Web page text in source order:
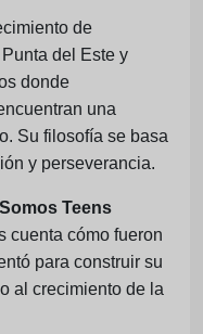
de
del Este y
donde
una
Su filosofía se basa
y perseverancia.
Somos Teens
cuenta cómo fueron
para construir su
al crecimiento de la